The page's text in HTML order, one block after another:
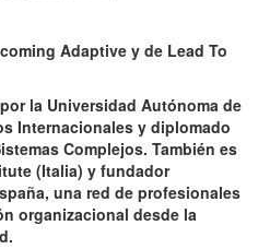
Adaptive y de Lead To
la Universidad Autónoma de
Internacionales y diplomado
Complejos. También es
(Italia) y fundador
una red de profesionales
organizacional desde la